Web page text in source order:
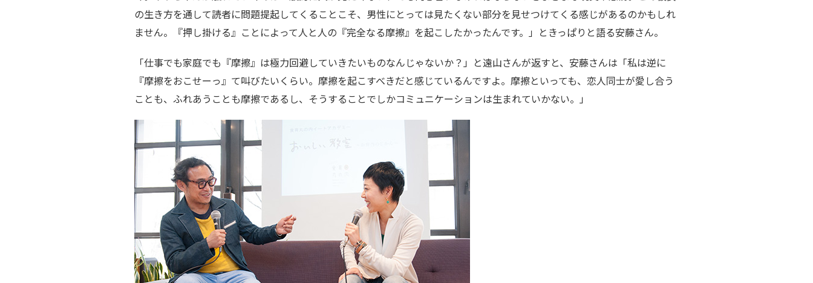
の生き方を通して読者に問題提起してくることこそ、男性にとっては見たくない部分を見せつけてくる感じがあるのかもしれ
ません。『押し掛ける』ことによって人と人の『完全なる摩擦』を起こしたかったんです。」ときっぱりと語る安藤さん。
「仕事でも家庭でも『摩擦』は極力回避していきたいものなんじゃないか？」と遠山さんが返すと、安藤さんは「私は逆に
『摩擦をおこせーっ』て叫びたいくらい。摩擦を起こすべきだと感じているんですよ。摩擦といっても、恋人同士が愛し合う
ことも、ふれあうことも摩擦であるし、そうすることでしかコミュニケーションは生まれていかない。」